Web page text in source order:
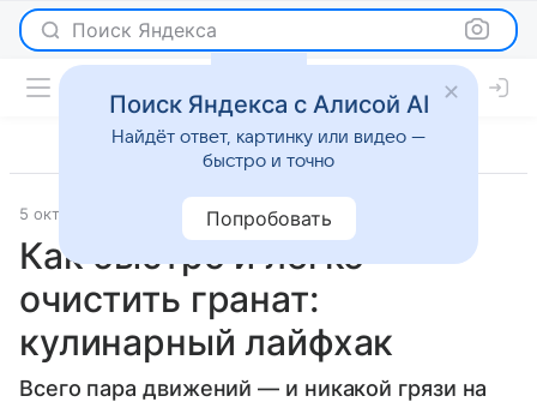
Поиск Яндекса
5 октября 2023 Рецепты
Как быстро и легко
очистить гранат:
кулинарный лайфхак
Всего пара движений — и никакой грязи на
Поиск Яндекса с Алисой AI
Найдёт ответ, картинку или видео —
быстро и точно
Попробовать